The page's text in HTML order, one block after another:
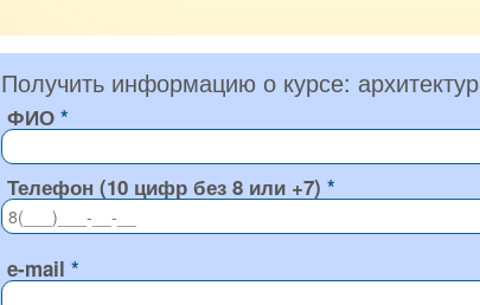
Получить информацию о курсе:
ФИО
Телефон (10 цифр без 8 или +7)
e-mail